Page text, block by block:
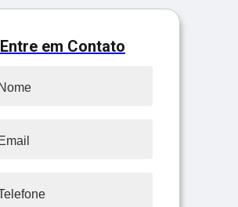
Entre em Contato